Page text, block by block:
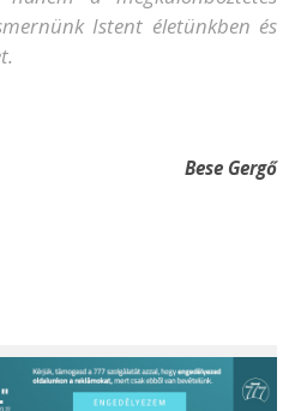
Istent életünkben és
Bese Gergő